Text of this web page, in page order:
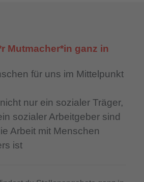
Mutmacher*in ganz in
für uns im Mittelpunkt
nur ein sozialer Träger,
sozialer Arbeitgeber sind
Arbeit mit Menschen
ist